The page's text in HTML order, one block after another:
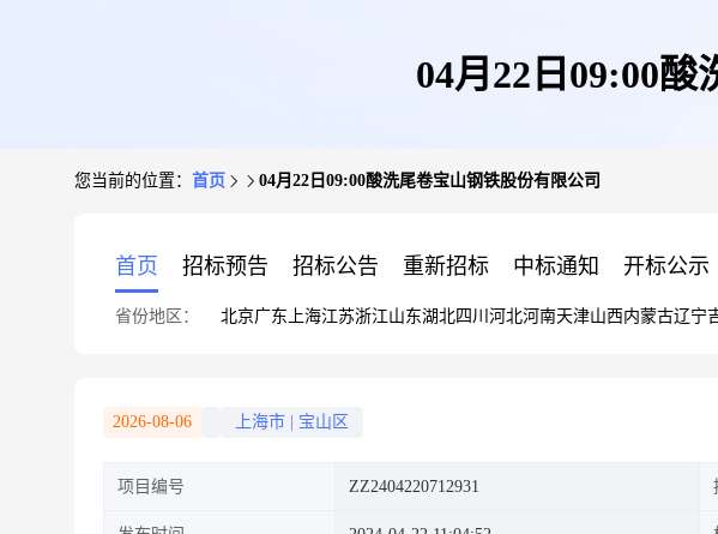
04月22日09:00
您当前的位置： 首页 04月22日09:00酸洗尾卷宝山钢铁股份有限公司
首页 招标预告 招标公告 重新招标 中标通知 开标公示
省份地区： 北京广东 上海江苏浙江山东湖北四川 河北河南天津山西内蒙古辽宁
2026-08-06 上海市 宝山区
项目编号 ZZ2404220712931